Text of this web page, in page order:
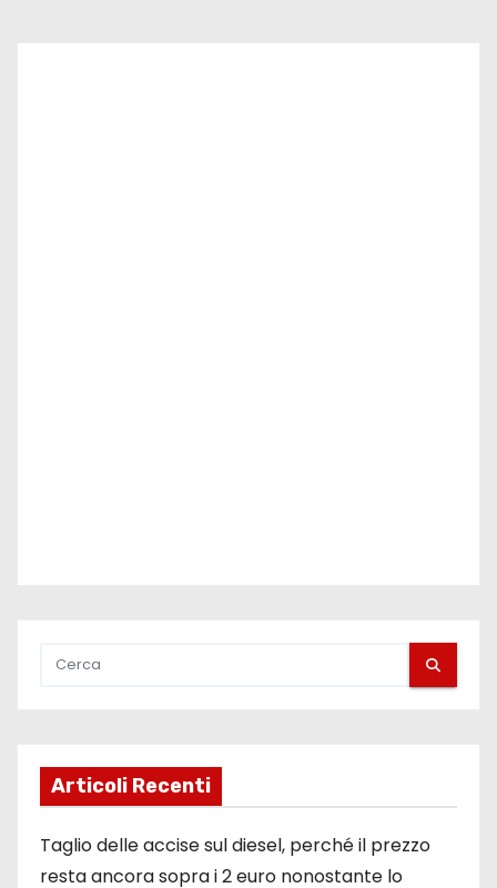
Articoli Recenti
Taglio delle accise sul diesel, perché il prezzo
resta ancora sopra i 2 euro nonostante lo